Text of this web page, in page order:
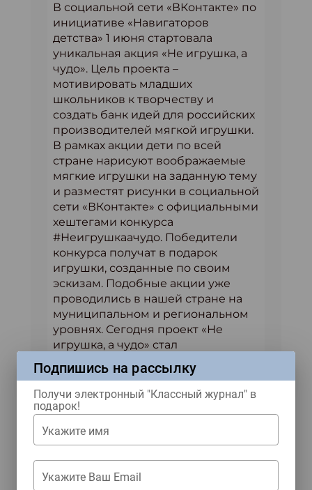
В социальной сети «ВКонтакте» по
инициативе «Навигаторов
детства» 1 июня стартовала
уникальная акция «Не игрушка, а
чудо». Цель проекта –
мотивировать младших
школьников к творчеству и
создать банк идей для российских
производителей мягкой игрушки.
В рамках акции дети по всей
стране нарисуют воображаемые
мягкие игрушки на заданную тему
и разместят рисунки в социальной
сети «ВКонтакте» с официальными
хештегами конкурса
#Неигрушкаачудо. Победители
конкурса получат в подарок
игрушки, созданные по своим
эскизам. Подобные акции уже
проводились в нашей стране на
муниципальном и региональном
уровнях. Сегодня проект «Не
игрушка, а чудо» стал
В «Мир детства»
вместе с волонтерами
В Иркутске «Навигаторы детства»
волонтер». Вместе с ребятами из
Подпишись на рассылку
Получи электронный "Классный журнал" в
подарок!
Укажите имя
Укажите Ваш Email